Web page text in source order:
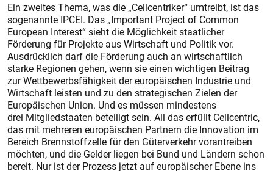
Ein zweites Thema, was die „Cellcentriker“ umtreibt, ist das
sogenannte IPCEI. Das „Important Project of Common
European Interest“ sieht die Möglichkeit staatlicher
Förderung für Projekte aus Wirtschaft und Politik vor.
Ausdrücklich darf die Förderung auch an wirtschaftlich
starke Regionen gehen, wenn sie einen wichtigen Beitrag
zur Wettbewerbsfähigkeit der europäischen Industrie und
Wirtschaft leisten und zu den strategischen Zielen der
Europäischen Union. Und es müssen mindestens
drei Mitgliedstaaten beteiligt sein. All das erfüllt Cellcentric,
das mit mehreren europäischen Partnern die Innovation im
Bereich Brennstoffzelle für den Güterverkehr vorantreiben
möchten, und die Gelder liegen bei Bund und Ländern schon
bereit. Nur ist der Prozess jetzt auf europäischer Ebene ins